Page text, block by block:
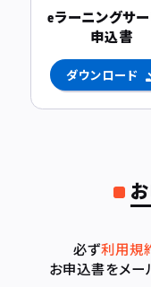
eラーニングサ
申込書
ダウンロード
必ず利用規
お申込書をメー